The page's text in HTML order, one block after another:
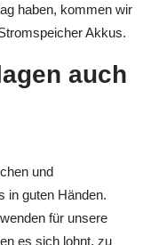
haben, kommen wir
Akkus.
auch
und
in guten Händen.
für unsere
es sich lohnt, zu